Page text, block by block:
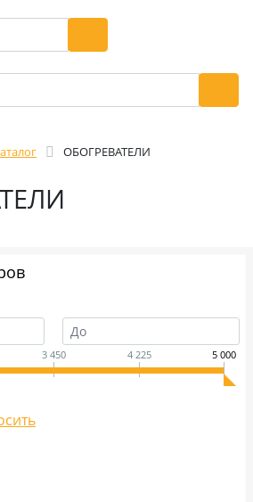
ОБОГРЕВАТЕЛИ
3 450 4 225 5 000